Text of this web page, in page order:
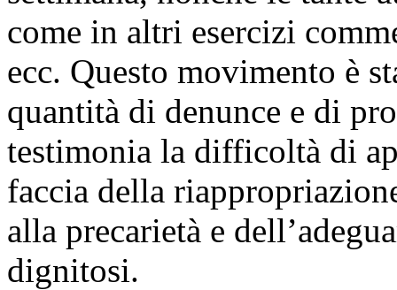
come in altri esercizi
ecc. Questo movimento è
quantità di denunce e di
testimonia la difficoltà di
faccia della
alla precarietà e
dignitosi.